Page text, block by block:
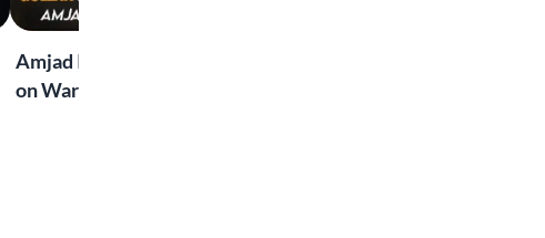
Amjad Islaam Amjad
on Waris, Poetry and a